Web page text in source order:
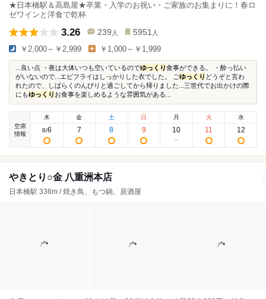
★日本橋駅＆高島屋★卒業・入学のお祝い・ご家族のお集まりに！春ロ
ゼワインと洋食で乾杯
3.26 239 人 5951 人
￥2,000～￥2,999 ￥1,000～￥1,999
...良い点 ・夜は大体いつも空いているのでゆっくり食事ができる。 ・酔っ払い
がいないので...エビフライはしっかりした衣でした。 ごゆっくり どうぞと言わ
れたので、しばらくのんびりと過ごしてから帰りました...三世代でお出かけの際
にもゆっくり お食事を楽しめるような雰囲気がある...
空席
情報
木
8/6
金
7
土
8
日
9
月
10
火
11
水
12
やきとり○金 八重洲本店
日本橋駅 336m / 焼き鳥、もつ鍋、居酒屋